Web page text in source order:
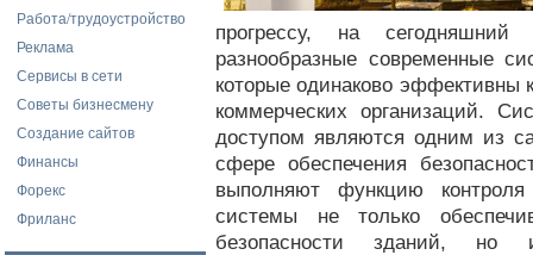
Работа/трудоустройство
Реклама
Сервисы в сети
Советы бизнесмену
Создание сайтов
Финансы
Форекс
Фриланс
прогрессу, на
разнообразные современные
которые одинаково
коммерческих организаций.
доступом являются одним из
сфере обеспечения
выполняют функцию
системы не только
безопасности зданий,